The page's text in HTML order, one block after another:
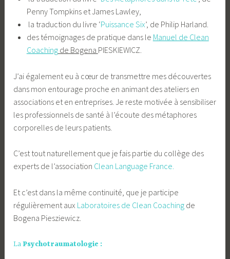
Penny Tompkins et James Lawley,
la traduction du livre ‘Puissance Six’, de Philip Harland.
des témoignages de pratique dans le Manuel de Clean
Coachingde Bogena PIESKIEWICZ.
J’ai également eu à cœur de transmettre mes découvertes
dans mon entourage proche en animant des ateliers en
associations et en entreprises. Je reste motivée à sensibiliser
les professionnels de santé à l’écoute des métaphores
corporelles de leurs patients.
C’est tout naturellement que je fais partie du collège des
experts de l’association Clean Language France.
Et c’est dans la même continuité, que je participe
régulièrement aux Laboratoires de Clean Coaching de
Bogena Piesziewicz.
LaPsychotraumatologie :